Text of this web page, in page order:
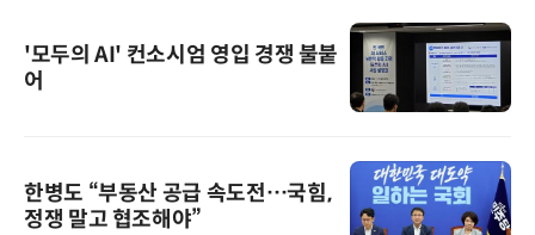
'모두의 AI' 컨소시엄 영입 경쟁 불붙
어
한병도 “부동산 공급 속도전…국힘,
정쟁 말고 협조해야”